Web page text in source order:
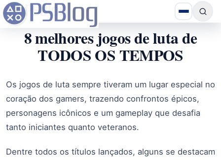
8 melhores jogos de luta de
TODOS OS TEMPOS
Os jogos de luta sempre tiveram um lugar especial no
coração dos gamers, trazendo confrontos épicos,
personagens icônicos e um gameplay que desafia
tanto iniciantes quanto veteranos.
Dentre todos os títulos lançados, alguns se destacam